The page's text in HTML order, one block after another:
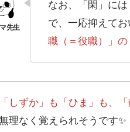
なお、「閑」に
で、一応抑えてお
職（＝役職）」
「しずか」も「ひま」も、
理なく覚えられそうです✨